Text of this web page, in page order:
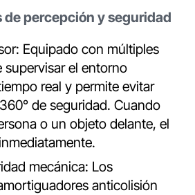
de percepción y seguridad
Equipado con múltiples
supervisar el entorno
real y permite evitar
de seguridad. Cuando
o un objeto delante, el
mecánica: Los
anticolisión